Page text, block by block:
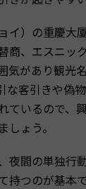
イ）の重慶大
商、エスニッ
気があり観光
な客引きや偽
ているので、
しょう。
夜間の単独行
持つのが基本で